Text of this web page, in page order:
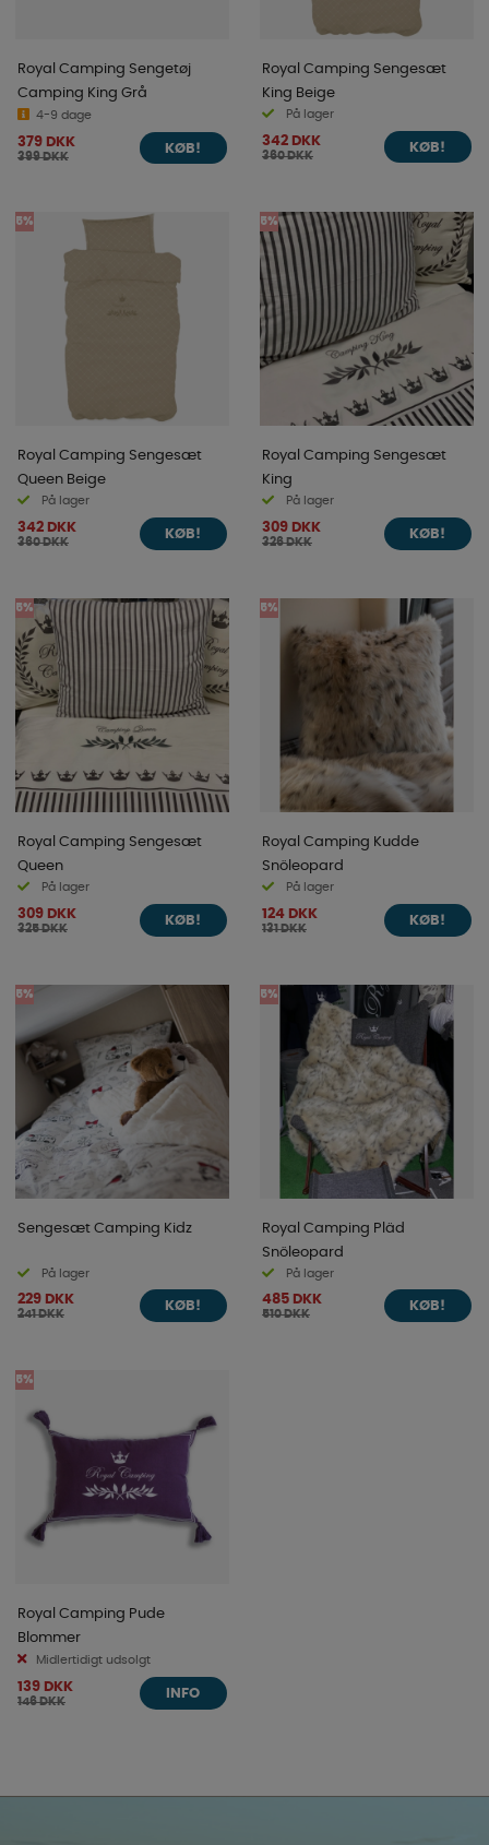
Royal Camping Sengetøj
Camping King Grå
4-9 dage
379 DKK
399 DKK
KØB!
Royal Camping Sengesæt
King Beige
På lager
342 DKK
360 DKK
KØB!
5%
Royal Camping Sengesæt
Queen Beige
På lager
342 DKK
360 DKK
KØB!
5%
Royal Camping Sengesæt
King
På lager
309 DKK
326 DKK
KØB!
5%
Royal Camping Sengesæt
Queen
På lager
309 DKK
325 DKK
KØB!
5%
Royal Camping Kudde
Snöleopard
På lager
124 DKK
131 DKK
KØB!
5%
Sengesæt Camping Kidz
På lager
229 DKK
241 DKK
KØB!
5%
Royal Camping Pläd
Snöleopard
På lager
485 DKK
510 DKK
KØB!
5%
Royal Camping Pude
Blommer
Midlertidigt udsolgt
139 DKK
146 DKK
INFO